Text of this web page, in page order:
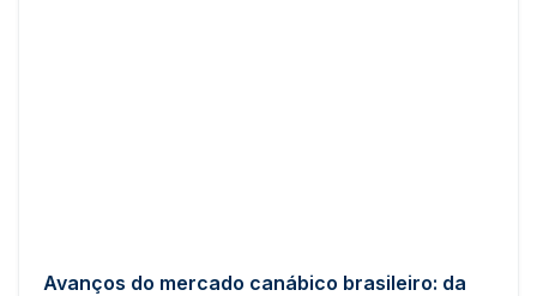
Avanços do mercado canábico brasileiro: da